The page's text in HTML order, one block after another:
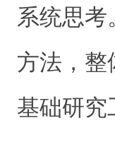
系统思
方法，整
基础研究